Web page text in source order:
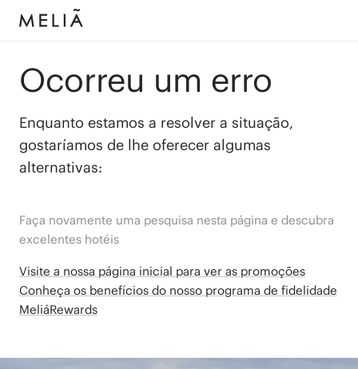
Ocorreu um erro
Enquanto estamos a resolver a situação,
gostaríamos de lhe oferecer algumas
alternativas:
Faça novamente uma pesquisa nesta página e descubra
excelentes hotéis
Visite a nossa página inicial para ver as promoções
Conheça os benefícios do nosso programa de fidelidade
MeliáRewards